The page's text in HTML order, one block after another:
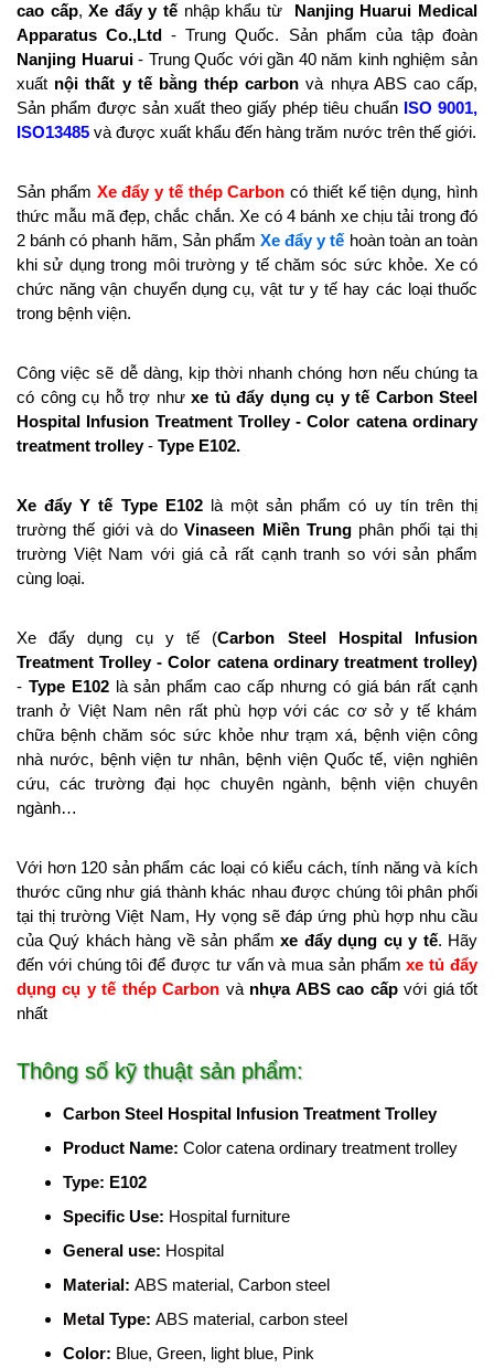
cao cấp,Xe đẩy y tếnhập khẩu từ Nanjing Huarui Medical
Apparatus Co.,Ltd - Trung Quốc. Sản phẩm của tập đoàn
Nanjing Huarui- Trung Quốc với gần 40 năm kinh nghiệm sản
xuất nội thất y tế bằng thép carbon và nhựa ABS cao cấp,
Sản phẩm được sản xuất theo giấy phép tiêu chuẩn ISO 9001,
ISO13485 và được xuất khẩu đến hàng trăm nước trên thế giới.
Sản phẩm Xe đẩy y tế thép Carboncó thiết kế tiện dụng, hình
thức mẫu mã đẹp, chắc chắn. Xe có 4 bánh xe chịu tải trong đó
2 bánh có phanh hãm, Sản phẩm Xe đẩy y tế hoàn toàn an toàn
khi sử dụng trong môi trường y tế chăm sóc sức khỏe. Xe có
chức năng vận chuyển dụng cụ, vật tư y tế hay các loại thuốc
trong bệnh viện.
Công việc sẽ dễ dàng, kịp thời nhanh chóng hơn nếu chúng ta
có công cụ hỗ trợ như xe tủ đẩy dụng cụ y tế Carbon Steel
Hospital Infusion Treatment Trolley-Color catena ordinary
treatment trolley- Type E102.
Xe đẩy Y tế Type E102là một sản phẩm có uy tín trên thị
trường thế giới và doVinaseen Miền Trungphân phối tại thị
trường Việt Nam với giá cả rất cạnh tranh so với sản phẩm
cùng loại.
Xe đẩy dụng cụ y tế (Carbon Steel Hospital Infusion
Treatment Trolley-Color catena ordinary treatment trolley)
- Type E102 là sản phẩm cao cấp nhưng có giá bán rất cạnh
tranh ở Việt Nam nên rất phù hợp với các cơ sở y tế khám
chữa bệnh chăm sóc sức khỏe như trạm xá, bệnh viện công
nhà nước, bệnh viện tư nhân, bệnh viện Quốc tế, viện nghiên
cứu, các trường đại học chuyên ngành, bệnh viện chuyên
ngành…
Với hơn 120 sản phẩm các loại có kiểu cách, tính năng và kích
thước cũng như giá thành khác nhau được chúng tôi phân phối
tại thị trường Việt Nam, Hy vọng sẽ đáp ứng phù hợp nhu cầu
của Quý khách hàng về sản phẩmxe đẩy dụng cụ y tế. Hãy
đến với chúng tôi để được tư vấn và mua sản phẩmxe tủ đẩy
dụng cụ y tế thép Carbon và nhựa ABS cao cấpvới giá tốt
nhất
Thông số kỹ thuật sản phẩm:
Carbon Steel Hospital Infusion Treatment Trolley
Product Name: Color catena ordinary treatment trolley
Type: E102
Specific Use: Hospital furniture
General use: Hospital
Material: ABS material, Carbon steel
Metal Type: ABS material, carbon steel
Color: Blue, Green, light blue, Pink